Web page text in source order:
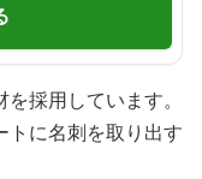
採用しています。
トに名刺を取り出す